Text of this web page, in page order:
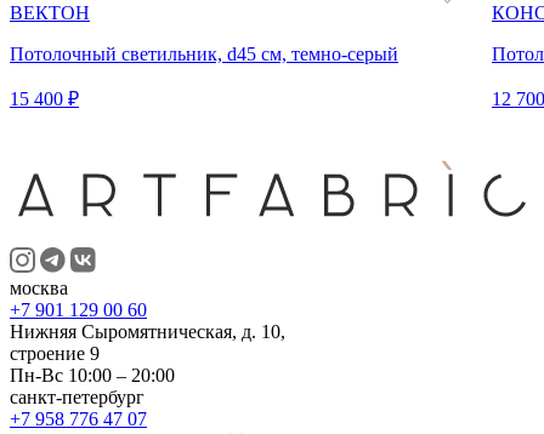
ВЕКТОН
Потолочный светильник, d45 см, темно-серый
15 400 ₽ 12
москва
+7 901 129 00 60
Нижняя Сыромятническая, д. 10,
строение 9
Пн-Вс 10:00 – 20:00
санкт-петербург
+7 958 776 47 07